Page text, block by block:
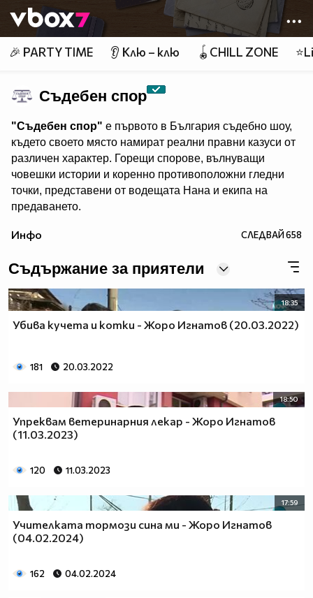
👾
🎉 PARTY TIME 👂 Клю – клю 🪀CHILL ZONE
Съдебен спор
"Съдебен спор" е първото в България съдебно шоу,
където своето място намират реални правни казуси от
различен характер. Горещи спорове, вълнуващи
човешки истории и коренно противоположни гледни
точки, представени от водещата Нана и екипа на
предаването.
Eпизодите на предаването може да гледате и в
Инфо СЛЕДВАЙ658
Съдържание за приятели
18:35
Убива кучета и котки - Жоро Игнатов (20.03.2022)
181 20.03.2022
18:50
Упреквам ветеринарния лекар - Жоро Игнатов
(11.03.2023)
120 11.03.2023
17:59
Учителката тормози сина ми - Жоро Игнатов
(04.02.2024)
162 04.02.2024